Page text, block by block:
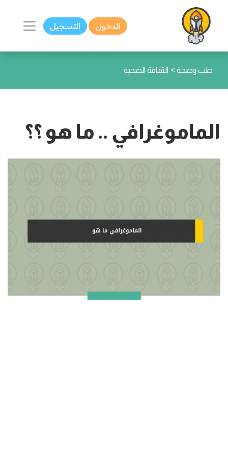
الدخول التسجيل
طب وصحة > الثقافة الصحية
الماموغرافي .. ما هو ؟؟